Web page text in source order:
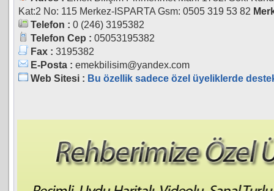
Kat:2 No: 115 Merkez-ISPARTA Gsm: 0505 319 53 82
Telefon : 0 (246) 3195382
Telefon Cep : 05053195382
Fax : 3195382
E-Posta : emekbilisim@yandex.com
Web Sitesi : Bu özellik sadece özel üyeliklerde